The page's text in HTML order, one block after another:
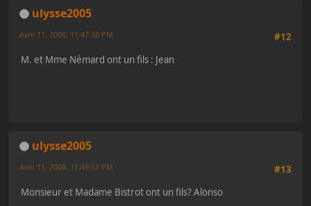
ulysse2005
#12
Avril 11, 2008, 11:47:38 PM
M. et Mme Némard ont un fils : Jean
ulysse2005
#13
Avril 11, 2008, 11:49:51 PM
Monsieur et Madame Bistrot ont un fils? Alonso